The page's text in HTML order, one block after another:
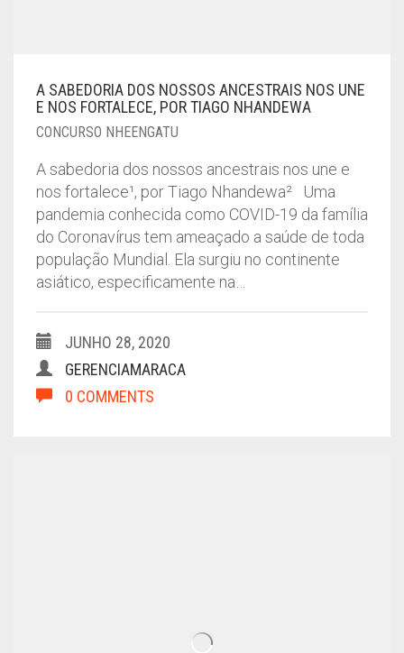
A SABEDORIA DOS NOSSOS ANCESTRAIS NOS UNE
E NOS FORTALECE, POR TIAGO NHANDEWA
CONCURSO NHEENGATU
A sabedoria dos nossos ancestrais nos une e
nos fortalece¹, por Tiago Nhandewa² Uma
pandemia conhecida como COVID-19 da família
do Coronavírus tem ameaçado a saúde de toda
população Mundial. Ela surgiu no continente
asiático, especificamente na…
JUNHO 28, 2020
GERENCIAMARACA
0 COMMENTS